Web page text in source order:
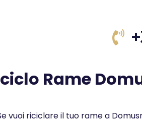
Rame
vuoi riciclare il tuo rame a